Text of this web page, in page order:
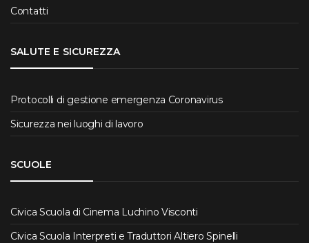
Contatti
SALUTE E SICUREZZA
Protocolli di gestione emergenza Coronavirus
Sicurezza nei luoghi di lavoro
SCUOLE
Civica Scuola di Cinema Luchino Visconti
Civica Scuola Interpreti e Traduttori Altiero Spinelli